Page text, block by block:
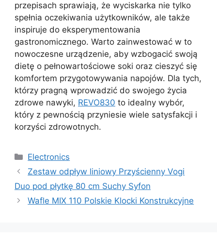
przepisach sprawiają, że wyciskarka nie tylko
spełnia oczekiwania użytkowników, ale także
inspiruje do eksperymentowania
gastronomicznego. Warto zainwestować w to
nowoczesne urządzenie, aby wzbogacić swoją
dietę o pełnowartościowe soki oraz cieszyć się
komfortem przygotowywania napojów. Dla tych,
którzy pragną wprowadzić do swojego życia
zdrowe nawyki, REVO830 to idealny wybór,
który z pewnością przyniesie wiele satysfakcji i
korzyści zdrowotnych.
Kategorie
Electronics
Zestaw odpływ liniowy Przyścienny Vogi
Duo pod płytkę 80 cm Suchy Syfon
Wafle MIX 110 Polskie Klocki Konstrukcyjne